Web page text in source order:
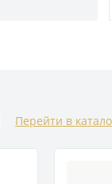
Перейти в